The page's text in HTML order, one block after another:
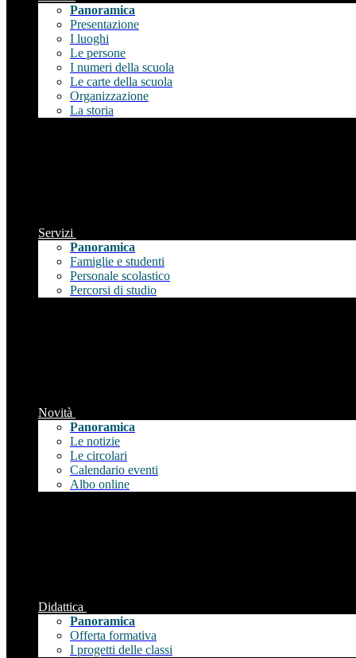
Panoramica
Presentazione
I luoghi
Le persone
I numeri della scuola
Le carte della scuola
Organizzazione
La storia
Servizi
Panoramica
Famiglie e studenti
Personale scolastico
Percorsi di studio
Novità
Panoramica
Le notizie
Le circolari
Calendario eventi
Albo online
Didattica
Panoramica
Offerta formativa
I progetti delle classi